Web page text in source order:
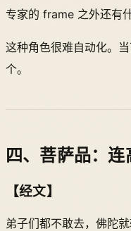
专家的 frame 之外还有什
这种角色很难自动化。
个。
四、菩萨品：
【经文】
弟子们都不敢去，佛陀就